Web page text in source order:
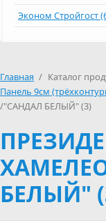
Эконом Стройгост
Главная / Каталог
Панель 9см
/"САНДАЛ БЕЛЫЙ" (3)
БЕЛЫЙ"